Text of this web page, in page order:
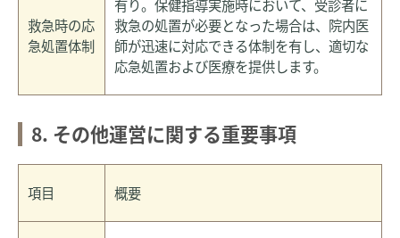
救急時の応
急処置体制
有り。保健指導実施時において、受診者に
救急の処置が必要となった場合は、院内医
師が迅速に対応できる体制を有し、適切な
応急処置および医療を提供します。
8. その他運営に関する重要事項
項目 概要